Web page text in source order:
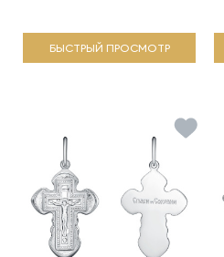
БЫСТРЫЙ ПРОСМОТР